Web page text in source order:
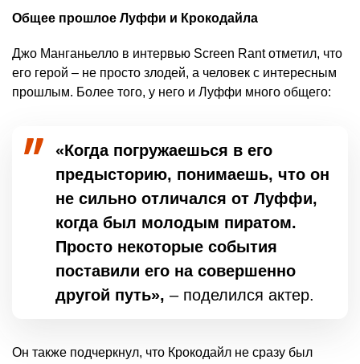
Общее прошлое Луффи и Крокодайла
Джо Манганьелло в интервью Screen Rant отметил, что
его герой – не просто злодей, а человек с интересным
прошлым. Более того, у него и Луффи много общего:
«Когда погружаешься в его
предысторию, понимаешь, что он
не сильно отличался от Луффи,
когда был молодым пиратом.
Просто некоторые события
поставили его на совершенно
другой путь», – поделился актер.
Он также подчеркнул, что Крокодайл не сразу был